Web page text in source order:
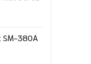
SM-380A